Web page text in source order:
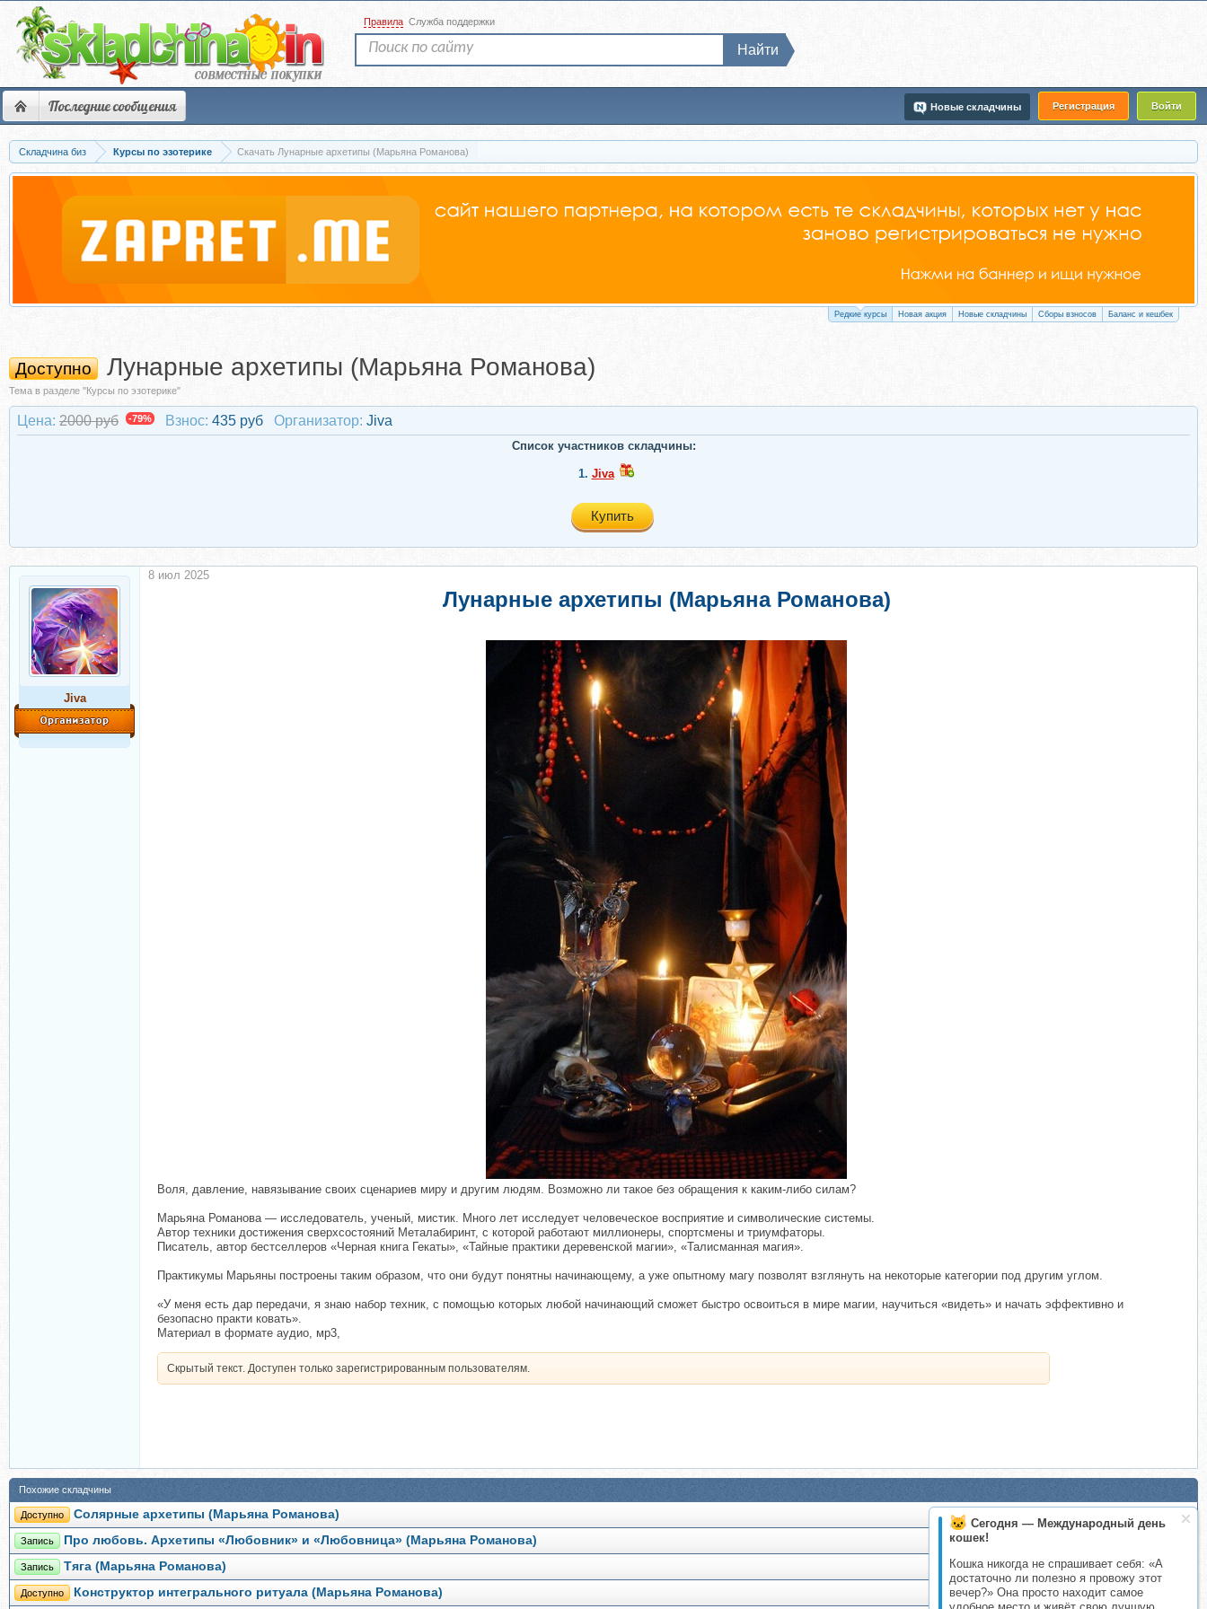
Последние сообщения Регистрация Войти
Новые складчины
Правила Служба поддержки
Найти
Складчина биз Курсы по эзотерике Скачать Лунарные архетипы (Марьяна Романова)
Редкие курсы Новая акция Новые складчины Сборы взносов Баланс и кешбек
Сегодня — Международный день
кошек!
Кошка никогда не спрашивает себя: «А
достаточно ли полезно я провожу этот
вечер?» Она просто находит самое
Доступно Лунарные архетипы (Марьяна Романова)
Тема в разделе "Курсы по эзотерике"
Цена: 2000 руб -79% Взнос: 435 руб Организатор: Jiva
Список участников складчины:
1. Jiva
Купить
Jiva
Лунарные архетипы (Марьяна Романова)
Воля, давление, навязывание своих сценариев миру и другим людям. Возможно ли такое без обращения к каким-либо силам?
Марьяна Романова — исследователь, ученый, мистик. Много лет исследует человеческое восприятие и символические системы.
Автор техники достижения сверхсостояний Металабиринт, с которой работают миллионеры, спортсмены и триумфаторы.
Писатель, автор бестселлеров «Черная книга Гекаты», «Тайные практики деревенской магии», «Талисманная магия».
Практикумы Марьяны построены таким образом, что они будут понятны начинающему, а уже опытному магу позволят взглянуть на некоторые категории под другим углом.
«У меня есть дар передачи, я знаю набор техник, с помощью которых любой начинающий сможет быстро освоиться в мире магии, научиться «видеть» и начать эффективно и
безопасно практи ковать».​
Материал в формате аудио, мр3,
Скрытый текст. Доступен только зарегистрированным пользователям.
8 июл 2025
Похожие складчины
Доступно Солярные архетипы (Марьяна Романова)
Запись Про любовь. Архетипы «Любовник» и «Любовница» (Марьяна Романова)
Запись Тяга (Марьяна Романова)
Доступно Конструктор интегрального ритуала (Марьяна Романова)